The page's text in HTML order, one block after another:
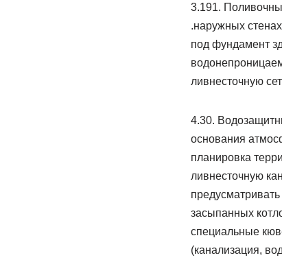
3.191.
.наружных
под фундамент
ливнесточную
4.30.
основания
планировка
ливнесточную
засыпанных
специальные
(канализация,